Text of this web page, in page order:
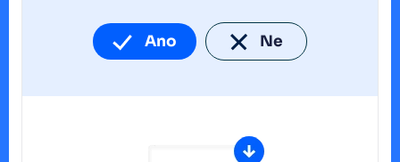
Ano Ne